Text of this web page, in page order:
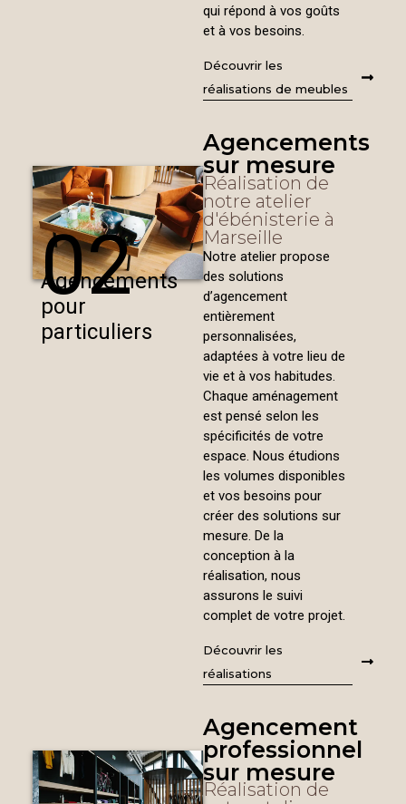
qui répond à vos goûts
et à vos besoins.
Découvrir les
réalisations de meubles
02
Agencements
pour
particuliers
Agencements
sur mesure
Réalisation de
notre atelier
d'ébénisterie à
Marseille
Notre atelier propose
des solutions
d’agencement
entièrement
personnalisées,
adaptées à votre lieu de
vie et à vos habitudes.
Chaque aménagement
est pensé selon les
spécificités de votre
espace. Nous étudions
les volumes disponibles
et vos besoins pour
créer des solutions sur
mesure. De la
conception à la
réalisation, nous
assurons le suivi
complet de votre projet.
Découvrir les
réalisations
Agencement
professionnel
sur mesure
Réalisation de